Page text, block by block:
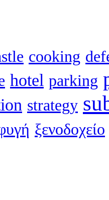
cooking
hotel parking
strategy
ξενοδοχείο